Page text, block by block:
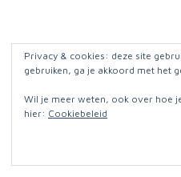
Privacy & cookies: deze site
gebruiken, ga je akkoord met het
Wil je meer weten, ook over hoe
hier: Cookiebeleid